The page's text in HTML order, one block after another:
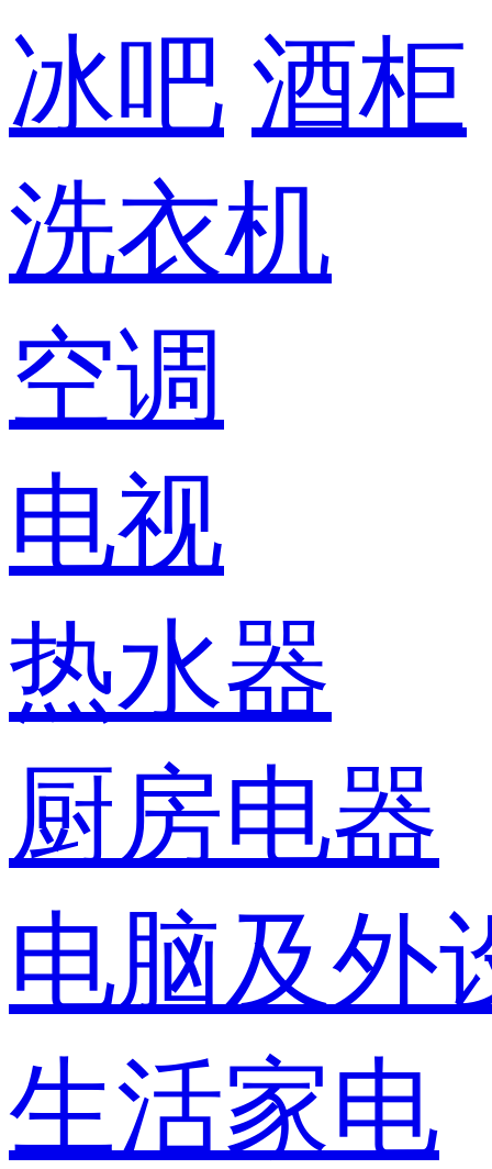
冰吧 酒柜
洗衣机
空调
电视
热水器
厨房电器
电脑及外
生活家电